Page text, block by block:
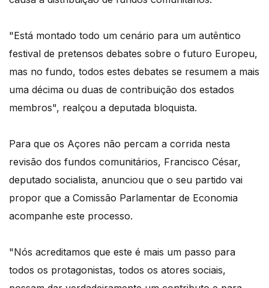
"Está montado todo um cenário para um autêntico
festival de pretensos debates sobre o futuro Europeu,
mas no fundo, todos estes debates se resumem a mais
uma décima ou duas de contribuição dos estados
membros", realçou a deputada bloquista.
Para que os Açores não percam a corrida nesta
revisão dos fundos comunitários, Francisco César,
deputado socialista, anunciou que o seu partido vai
propor que a Comissão Parlamentar de Economia
acompanhe este processo.
"Nós acreditamos que este é mais um passo para
todos os protagonistas, todos os atores sociais,